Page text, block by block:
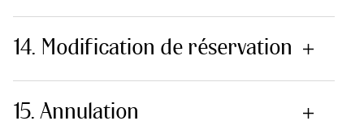
14. Modification de réservation
15. Annulation